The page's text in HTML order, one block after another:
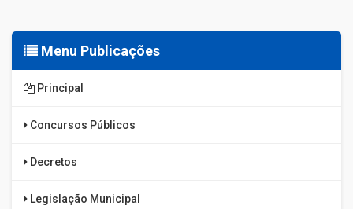
Menu Publicações
Principal
Concursos Públicos
Decretos
Legislação Municipal